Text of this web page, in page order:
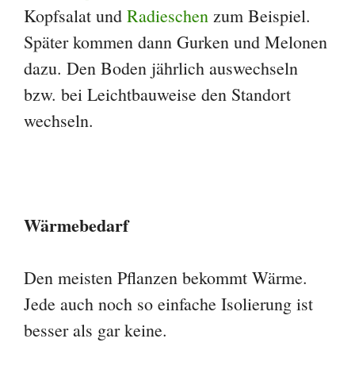
Kopfsalat und Radieschen zum Beispiel.
Später kommen dann Gurken und Melonen
dazu. Den Boden jährlich auswechseln
bzw. bei Leichtbauweise den Standort
wechseln.
Wärmebedarf
Den meisten Pflanzen bekommt Wärme.
Jede auch noch so einfache Isolierung ist
besser als gar keine.